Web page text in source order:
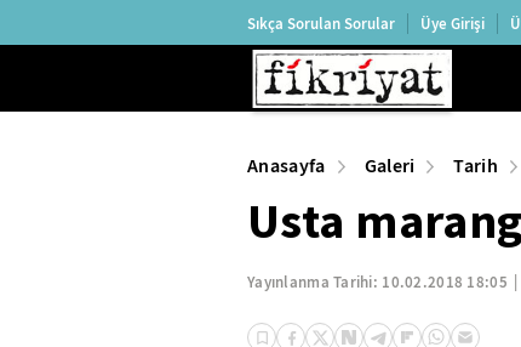
Sıkça Sorulan Sorular Üye Girişi
Anasayfa Galeri Tarih
Usta
Yayınlanma Tarihi: 10.02.2018 18:05